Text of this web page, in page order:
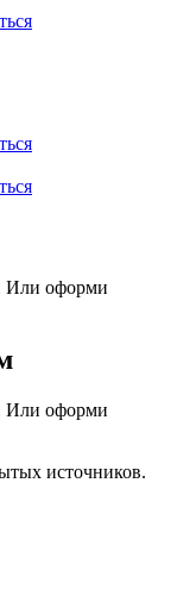
Или оформи
Или оформи
источников.